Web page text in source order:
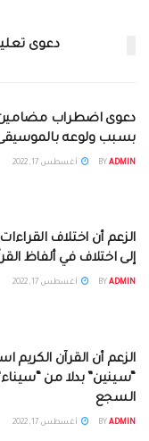
دعوى
دعوى اضطراب مضامين
بسبب ولوعه
BY ADMIN أغسطس 17, 2022
الزعم أن اختلاف
إلى اختلاف في ألفاظ
BY ADMIN أغسطس 17, 2022
الزعم أن القرآن الكريم
“سينين” بدلا من
السجع
BY ADMIN أغسطس 17, 2022